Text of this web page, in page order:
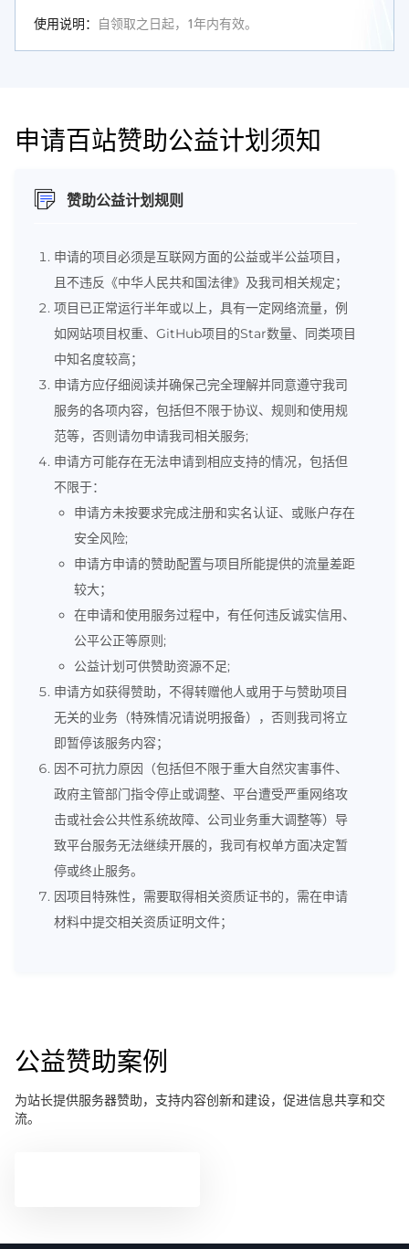
使用说明：
自领取之日起，1年内有效。
申请百站赞助公益计划须知
赞助公益计划规则
申请的项目必须是互联网方面的公益或半公益项目，
且不违反《中华人民共和国法律》及我司相关规定；
项目已正常运行半年或以上，具有一定网络流量，例
如网站项目权重、GitHub项目的Star数量、同类项目
中知名度较高；
申请方应仔细阅读并确保己完全理解并同意遵守我司
服务的各项内容，包括但不限于协议、规则和使用规
范等，否则请勿申请我司相关服务;
申请方可能存在无法申请到相应支持的情况，包括但
不限于：
申请方未按要求完成注册和实名认证、或账户存在
安全风险;
申请方申请的赞助配置与项目所能提供的流量差距
较大；
在申请和使用服务过程中，有任何违反诚实信用、
公平公正等原则;
公益计划可供赞助资源不足;
申请方如获得赞助，不得转赠他人或用于与赞助项目
无关的业务（特殊情况请说明报备），否则我司将立
即暂停该服务内容；
因不可抗力原因（包括但不限于重大自然灾害事件、
政府主管部门指令停止或调整、平台遭受严重网络攻
击或社会公共性系统故障、公司业务重大调整等）导
致平台服务无法继续开展的，我司有权单方面决定暂
停或终止服务。
因项目特殊性，需要取得相关资质证书的，需在申请
材料中提交相关资质证明文件；
公益赞助案例
为站长提供服务器赞助，支持内容创新和建设，促进信息共享和交
流。